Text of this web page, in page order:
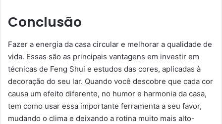
Conclusão
Fazer a energia da casa circular e melhorar a qualidade de
vida. Essas são as principais vantagens em investir em
técnicas de Feng Shui e estudos das cores, aplicadas à
decoração do seu lar. Quando você descobre que cada cor
causa um efeito diferente, no humor e harmonia da casa,
tem como usar essa importante ferramenta a seu favor,
mudando o clima e deixando a rotina muito mais alto-